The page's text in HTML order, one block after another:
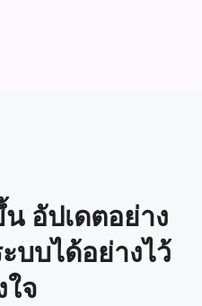
อัปเดตอย่าง
บบได้อย่างไว้
ใจ